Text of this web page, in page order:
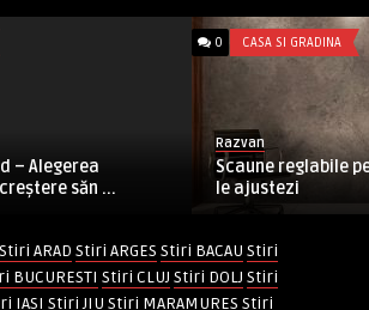
– Alegerea
săn ...
0 CASA SI GRADINA
Razvan
Scaune reglabile
le ajustezi
Stiri ARAD Stiri ARGES Stiri BACAU Stiri
BUCURESTI Stiri CLUJ Stiri DOLJ Stiri
IASI Stiri JIU Stiri MARAMURES Stiri